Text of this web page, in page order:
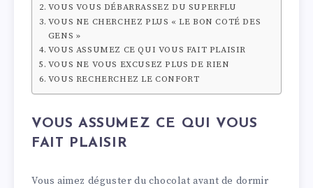
VOUS VOUS DÉBARRASSEZ DU SUPERFLU
VOUS NE CHERCHEZ PLUS « LE BON COTÉ DES
GENS »
VOUS ASSUMEZ CE QUI VOUS FAIT PLAISIR
VOUS NE VOUS EXCUSEZ PLUS DE RIEN
VOUS RECHERCHEZ LE CONFORT
VOUS ASSUMEZ CE QUI VOUS
FAIT PLAISIR
Vous aimez déguster du chocolat avant de dormir